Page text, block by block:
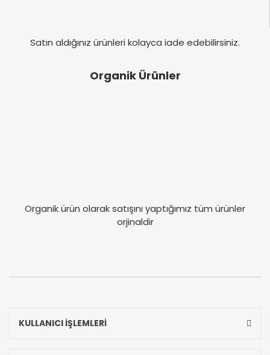
Satın aldığınız ürünleri kolayca iade edebilirsiniz.
Organik Ürünler
Organik ürün olarak satışını yaptığımız tüm ürünler
orjinaldir
KULLANICI İŞLEMLERİ